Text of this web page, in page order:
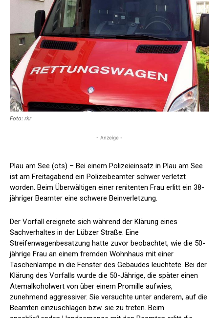
Foto: rkr
- Anzeige -
Plau am See (ots) – Bei einem Polizeieinsatz in Plau am See
ist am Freitagabend ein Polizeibeamter schwer verletzt
worden. Beim Überwältigen einer renitenten Frau erlitt ein 38-
jähriger Beamter eine schwere Beinverletzung.
Der Vorfall ereignete sich während der Klärung eines
Sachverhaltes in der Lübzer Straße. Eine
Streifenwagenbesatzung hatte zuvor beobachtet, wie die 50-
jährige Frau an einem fremden Wohnhaus mit einer
Taschenlampe in die Fenster des Gebäudes leuchtete. Bei der
Klärung des Vorfalls wurde die 50-Jährige, die später einen
Atemalkoholwert von über einem Promille aufwies,
zunehmend aggressiver. Sie versuchte unter anderem, auf die
Beamten einzuschlagen bzw. sie zu treten. Beim